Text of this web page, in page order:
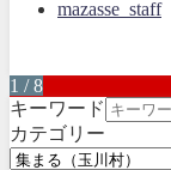
mazasse_staff
1 / 8
キーワード
カテゴリー